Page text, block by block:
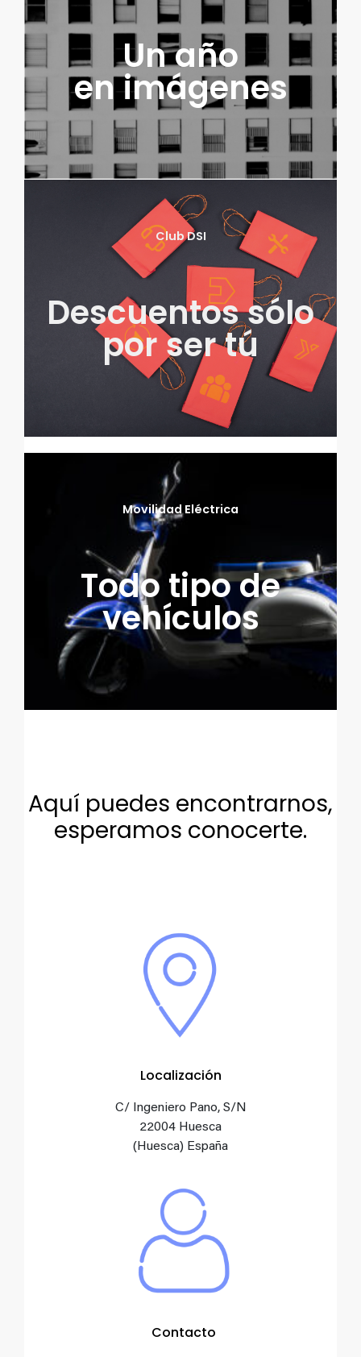
Un año
en imágenes
Club DSI
Descuentos sólo
por ser tú
Movilidad Eléctrica
Todo tipo de
vehículos
Aquí puedes encontrarnos,
esperamos conocerte.
Localización
C/ Ingeniero Pano, S/N
22004 Huesca
(Huesca) España
Contacto